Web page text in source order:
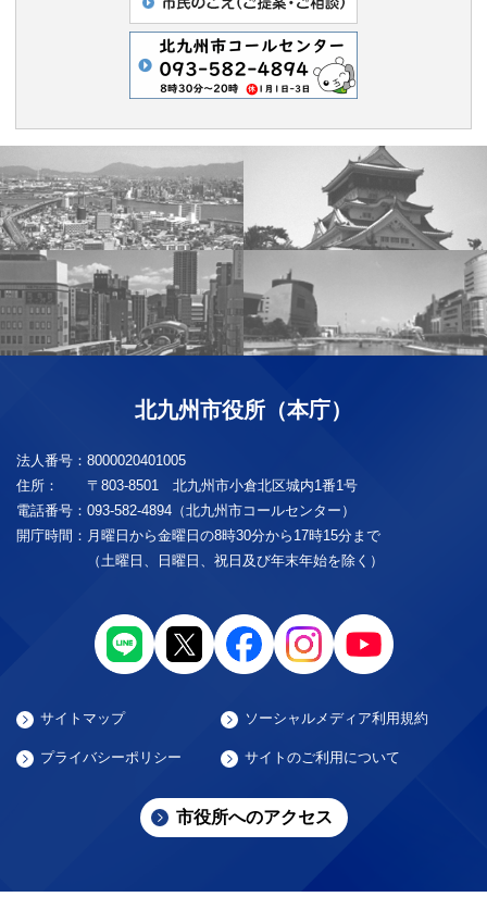
北九州市役所（本庁）
法人番号： 8000020401005
住所：
〒803-8501 北九州市小倉北区城内1番1号
電話番号： 093-582-4894（北九州市コールセンター）
開庁時間： 月曜日から金曜日の8時30分から17時15分まで
（土曜日、日曜日、祝日及び年末年始を除く）
サイトマップ ソーシャルメディア利用規約
プライバシーポリシー サイトのご利用について
市役所へのアクセス